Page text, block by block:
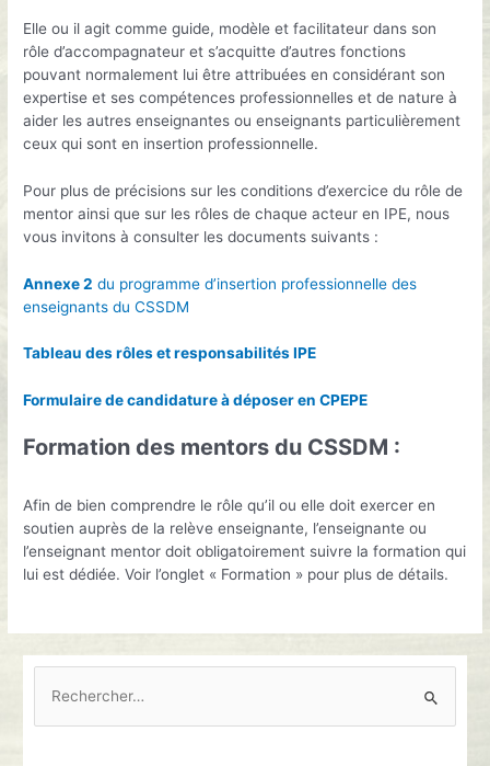
Elle ou il agit comme guide, modèle et facilitateur dans son
rôle d’accompagnateur et s’acquitte d’autres fonctions
pouvant normalement lui être attribuées en considérant son
expertise et ses compétences professionnelles et de nature à
aider les autres enseignantes ou enseignants particulièrement
ceux qui sont en insertion professionnelle.
Pour plus de précisions sur les conditions d’exercice du rôle de
mentor ainsi que sur les rôles de chaque acteur en IPE, nous
vous invitons à consulter les documents suivants :
Annexe 2 du programme d’insertion professionnelle des
enseignants du CSSDM
Tableau des rôles et responsabilités IPE
Formulaire de candidature à déposer en CPEPE
Formation des mentors du CSSDM :
Afin de bien comprendre le rôle qu’il ou elle doit exercer en
soutien auprès de la relève enseignante, l’enseignante ou
l’enseignant mentor doit obligatoirement suivre la formation qui
lui est dédiée. Voir l’onglet « Formation » pour plus de détails.